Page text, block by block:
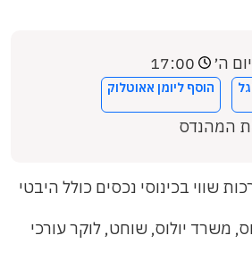
הוסף ליומן אאוטלוק
המהנדס
שווי בכינוסי נכסים כולל היבטי
משרד יולוס, שוחט, לוקר עורכי